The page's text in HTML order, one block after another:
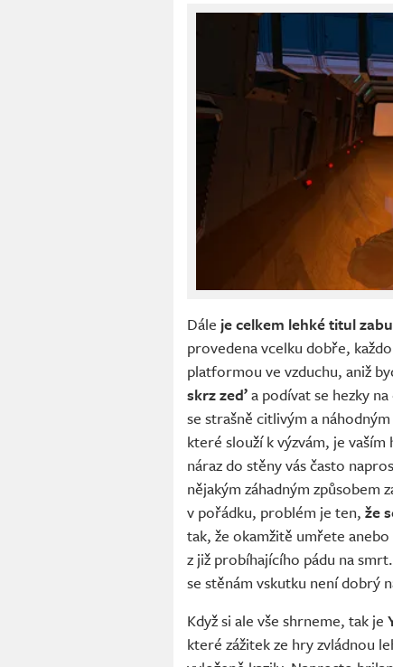
Dále je celkem lehké titul
provedena vcelku dobře,
platformou ve vzduchu, aniž
skrz zeďa podívat se hezky
se strašně citlivým a
které slouží k výzvám, je
náraz do stěny vás často
nějakým záhadným způsobem
v pořádku, problém je ten, že
tak, že okamžitě umřete
z již probíhajícího pádu na
se stěnám vskutku není dobrý
Když si ale vše shrneme, tak je
které zážitek ze hry zvládnou